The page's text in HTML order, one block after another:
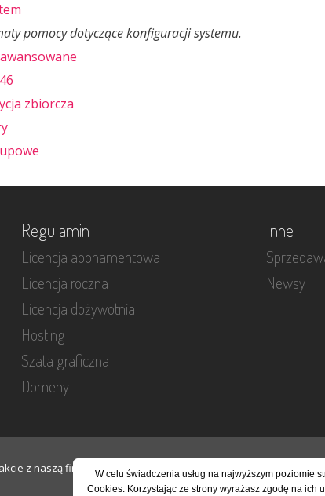
W celu świadczenia usług na najwyższym poziomie
Cookies. Korzystając ze strony wyrażasz zgodę na ich
pomocy dotyczące konfiguracji systemu.
zbiorcza
Regulamin
Licencja abonamentowa
Licencja roczna
Licencja dożywotnia
Hosting
Szata graficzna
Domeny
Inne
Newsy
z naszą firmą i otrzymywać informacje odnośnie nowości na